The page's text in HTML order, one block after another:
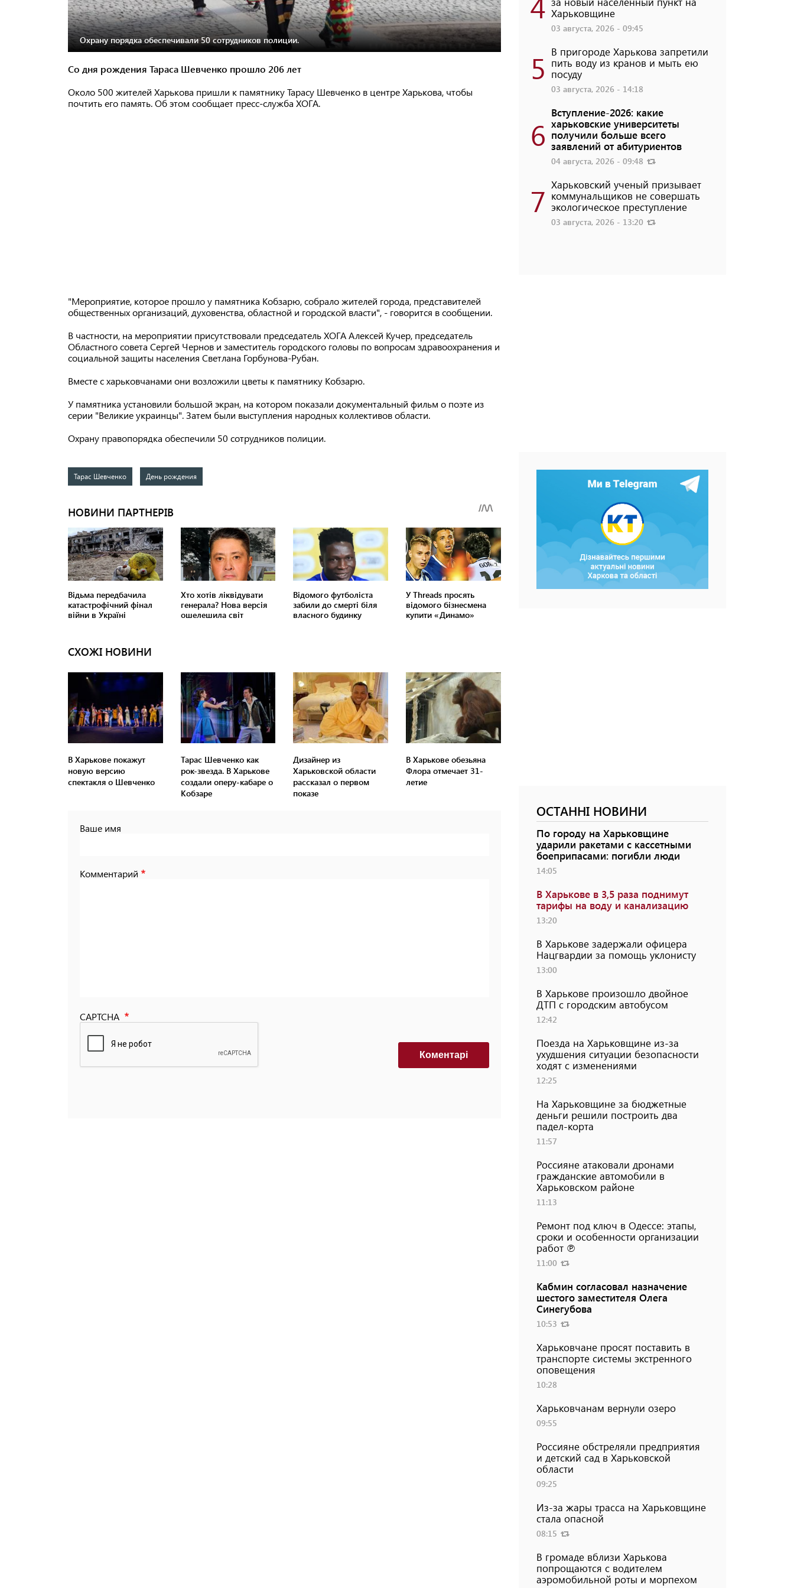
Охрану порядка обеспечивали 50 сотрудников полиции.
Со дня рождения Тараса Шевченко прошло 206 лет
Около 500 жителей Харькова пришли к памятнику Тарасу Шевченко в центре Харькова, чтобы
почтить его память. Об этом сообщает пресс-служба ХОГА.
"Мероприятие, которое прошло у памятника Кобзарю, собрало жителей города, представителей
общественных организаций, духовенства, областной и городской власти", - говорится в сообщении.
В частности, на мероприятии присутствовали председатель ХОГА Алексей Кучер, председатель
Областного совета Сергей Чернов и заместитель городского головы по вопросам здравоохранения и
социальной защиты населения Светлана Горбунова-Рубан.
Вместе с харьковчанами они возложили цветы к памятнику Кобзарю.
У памятника установили большой экран, на котором показали документальный фильм о поэте из
серии "Великие украинцы". Затем были выступления народных коллективов области.
Охрану правопорядка обеспечили 50 сотрудников полиции.
Тарас Шевченко День рождения
СХОЖІ НОВИНИ
В Харькове покажут
новую версию
спектакля о Шевченко
Тарас Шевченко как
рок-звезда. В Харькове
создали оперу-кабаре о
Кобзаре
Дизайнер из
Харьковской области
рассказал о первом
показе
В Харькове обезьяна
Флора отмечает 31-
летие
Ваше имя
Комментарий
CAPTCHA
Коментарi
Харьковщине
03 августа, 2026 - 09:45
5 В пригороде Харькова запретили
пить воду из кранов и мыть ею
посуду
03 августа, 2026 - 14:18
6
Вступление-2026: какие
харьковские университеты
получили больше всего
заявлений от абитуриентов
04 августа, 2026 - 09:48
7 Харьковский ученый призывает
коммунальщиков не совершать
экологическое преступление
03 августа, 2026 - 13:20
ОСТАННІ НОВИНИ
По городу на Харьковщине
ударили ракетами с кассетными
боеприпасами: погибли люди
14:05
В Харькове в 3,5 раза поднимут
тарифы на воду и канализацию
13:20
В Харькове задержали офицера
Нацгвардии за помощь уклонисту
13:00
В Харькове произошло двойное
ДТП с городским автобусом
12:42
Поезда на Харьковщине из-за
ухудшения ситуации безопасности
ходят с изменениями
12:25
На Харьковщине за бюджетные
деньги решили построить два
падел-корта
11:57
Россияне атаковали дронами
гражданские автомобили в
Харьковском районе
11:13
Ремонт под ключ в Одессе: этапы,
сроки и особенности организации
работ ℗
11:00
Кабмин согласовал назначение
шестого заместителя Олега
Синегубова
10:53
Харьковчане просят поставить в
транспорте системы экстренного
оповещения
10:28
Харьковчанам вернули озеро
09:55
Россияне обстреляли предприятия
и детский сад в Харьковской
области
09:25
Из-за жары трасса на Харьковщине
стала опасной
08:15
В громаде вблизи Харькова
попрощаются с водителем
аэромобильной роты и морпехом